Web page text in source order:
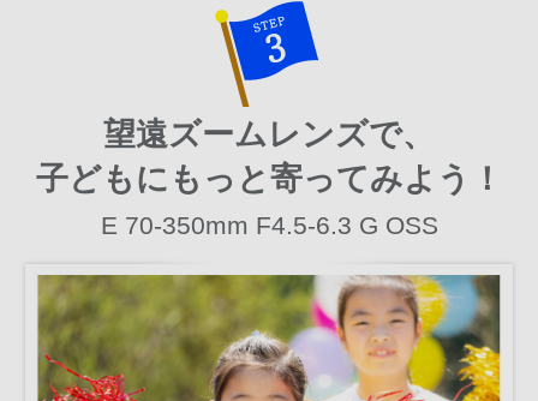
望遠ズームレンズで、
子どもにもっと寄ってみよう！
E 70-350mm F4.5-6.3 G OSS